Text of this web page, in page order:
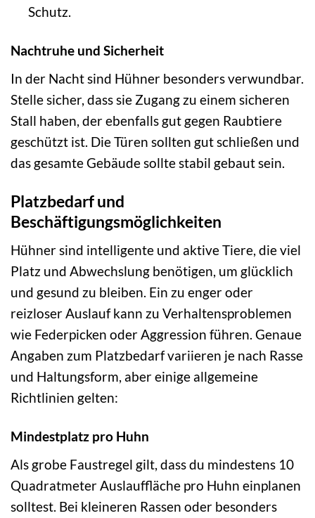
Schutz.
Nachtruhe und Sicherheit
In der Nacht sind Hühner besonders verwundbar.
Stelle sicher, dass sie Zugang zu einem sicheren
Stall haben, der ebenfalls gut gegen Raubtiere
geschützt ist. Die Türen sollten gut schließen und
das gesamte Gebäude sollte stabil gebaut sein.
Platzbedarf und
Beschäftigungsmöglichkeiten
Hühner sind intelligente und aktive Tiere, die viel
Platz und Abwechslung benötigen, um glücklich
und gesund zu bleiben. Ein zu enger oder
reizloser Auslauf kann zu Verhaltensproblemen
wie Federpicken oder Aggression führen. Genaue
Angaben zum Platzbedarf variieren je nach Rasse
und Haltungsform, aber einige allgemeine
Richtlinien gelten:
Mindestplatz pro Huhn
Als grobe Faustregel gilt, dass du mindestens 10
Quadratmeter Auslauffläche pro Huhn einplanen
solltest. Bei kleineren Rassen oder besonders